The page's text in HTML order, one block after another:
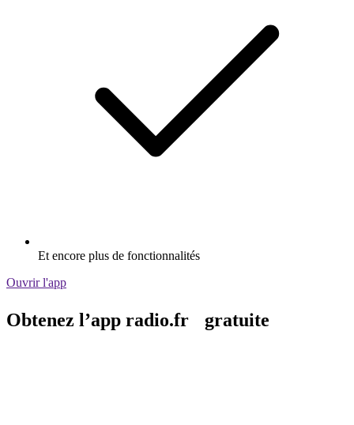
Et encore plus de fonctionnalités
Ouvrir l'app
Obtenez l’app radio.fr gratuite